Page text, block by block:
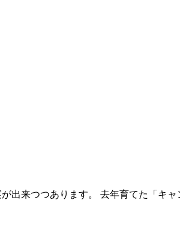
出来つつあります。 去年育てた「キャ